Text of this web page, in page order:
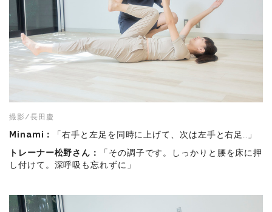
撮影/長田慶
Minami：
「右手と左足を同時に上げて、次は左手と右足…」
トレーナー松野さん：
「その調子です。しっかりと腰を床に押
し付けて。深呼吸も忘れずに」